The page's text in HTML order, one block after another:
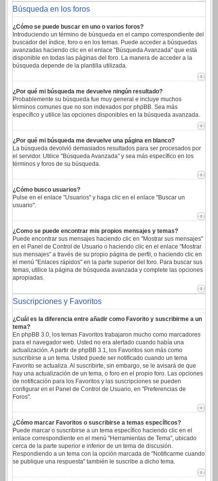
Búsqueda en los foros
¿Cómo se puede buscar en uno o varios foros?
Introduciendo un término de búsqueda en el campo correspondiente del
buscador del índice, foro o en los temas. Puede acceder a búsquedas
avanzadas haciendo clic en el enlace "Búsqueda Avanzada" que está
disponible en todas las páginas del foro. La manera de acceder a la
búsqueda depende de la plantilla utilizada.
¿Por qué mi búsqueda me devuelve ningún resultado?
Probablemente su búsqueda fue muy general e incluye muchos
términos comunes que no son indexados por phpBB. Sea más
específico y utilice las opciones disponibles en la búsqueda avanzada.
¿Por qué mi búsqueda me devuelve una página en blanco?
La búsqueda devolvió demasiados resultados para ser procesados por
el servidor. Utilice "Búsqueda Avanzada" y sea más específico en los
términos y foros de su búsqueda.
¿Cómo busco usuarios?
Pulse en el enlace "Usuarios" y haga clic en el enlace "Buscar un
usuario".
¿Como se puede encontrar mis propios mensajes y temas?
Puede encontrar sus mensajes haciendo clic en "Mostrar sus mensajes"
en el Panel de Control de Usuario o haciendo clic en el enlace "Mostrar
sus mensajes" a través de su propio página de perfil, o haciendo clic en
el menú "Enlaces rápidos" en la parte superior del foro. Para buscar sus
temas, utilice la página de búsqueda avanzada y complete las opciones
apropiadas.
Suscripciones y Favoritos
¿Cuál es la diferencia entre añadir como Favorito y suscribirme a un
tema?
En phpBB 3.0, los temas Favoritos trabajaron mucho como marcadores
para el navegador web. Usted no era alertado cuando había una
actualización. A partir de phpBB 3.1, los Favoritos son más como
suscribirse a un tema. Usted puede ser notificado cuando un tema
Favorito se actualiza. Al suscribirte, sin embargo, se le avisará de que
hay una actualización de un tema, o foro en el propio foro. Las opciones
de notificación para los Favoritos y las suscripciones se pueden
configurar en el Panel de Control de Usuario, en "Preferencias de
Foros".
¿Cómo marcar Favoritos o suscribirse a temas específicos?
Puede marcar o suscribirse a un tema específico haciendo clic en el
enlace correspondiente en el menú "Herramientas de Tema", ubicado
cerca de la parte superior e inferior de un tema de discusión.
Respondiendo a un tema con la opción marcada de "Notificarme cuando
se publique una respuesta" también le suscribe a dicho tema.